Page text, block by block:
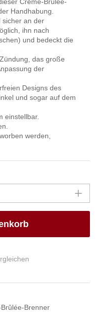
Crème-Brûlée-
Handhabung.
sicher an der
ihn nach
und bedeckt die
das große
der
Designs des
und sogar auf dem
einstellbar.
werden,
Brenner